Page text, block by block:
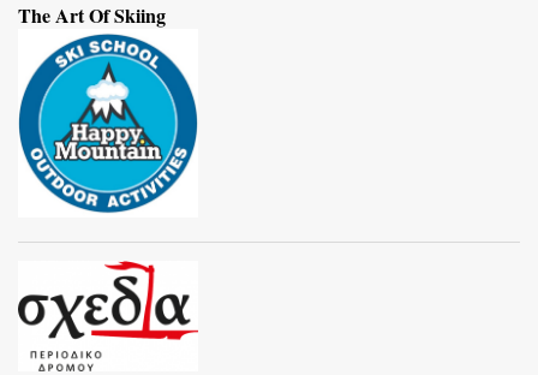
The Art Of Skiing